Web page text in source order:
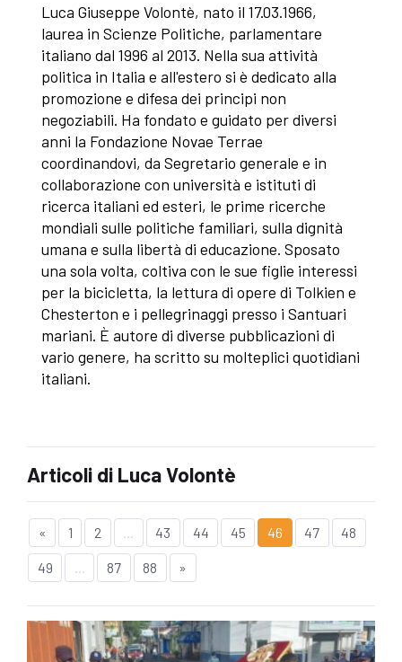
Luca Giuseppe Volontè, nato il 17.03.1966,
laurea in Scienze Politiche, parlamentare
italiano dal 1996 al 2013. Nella sua attività
politica in Italia e all'estero si è dedicato alla
promozione e difesa dei principi non
negoziabili. Ha fondato e guidato per diversi
anni la Fondazione Novae Terrae
coordinandovi, da Segretario generale e in
collaborazione con università e istituti di
ricerca italiani ed esteri, le prime ricerche
mondiali sulle politiche familiari, sulla dignità
umana e sulla libertà di educazione. Sposato
una sola volta, coltiva con le sue figlie interessi
per la bicicletta, la lettura di opere di Tolkien e
Chesterton e i pellegrinaggi presso i Santuari
mariani. È autore di diverse pubblicazioni di
vario genere, ha scritto su molteplici quotidiani
italiani.
Articoli di Luca Volontè
« 1 2 43 44 45 46 47 48
49 ... 87 88 »